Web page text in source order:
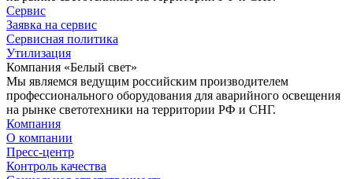
Сервис
Заявка на сервис
Сервисная политика
Утилизация
Компания «Белый свет»
Мы являемся ведущим российским производителем
профессионального оборудования для аварийного освещения
на рынке светотехники на территории РФ и СНГ.
Компания
О компании
Пресс-центр
Контроль качества